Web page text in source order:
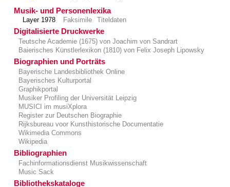
Musik- und Personenlexika
Layer 1978 Faksimile Titeldaten
Digitalisierte Druckwerke
Teutsche Academie (1675) von Joachim von Sandrart
Baierisches Künstlerlexikon (1810) von Felix Joseph Lipowsky
Biographien und Porträts
Bayerische Landesbibliothek Online
Bayerisches Kulturportal
Graphikportal
Musiker Profiling der Universität Leipzig
MUSICI im musiXplora
Register zur Deutschen Biographie
Rĳksbureau voor Kunsthistorische Documentatie
Wikimedia Commons
Wikipedia
Bibliographien
Fachinformationsdienst Musikwissenschaft
Music Sack
Bibliothekskataloge